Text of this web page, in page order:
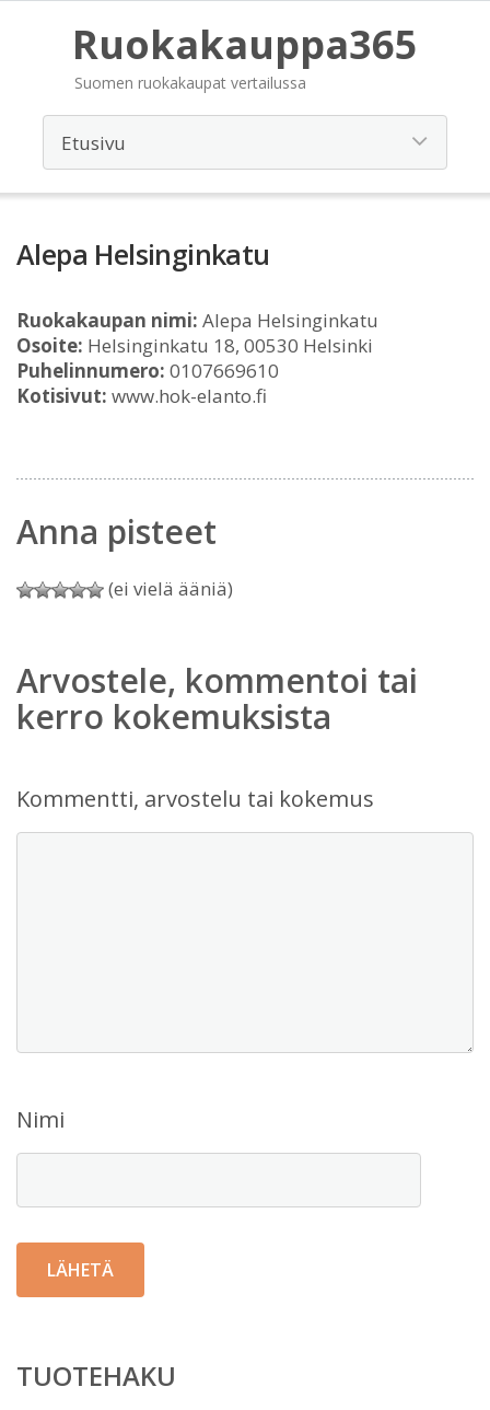
Ruokakauppa365
Suomen ruokakaupat vertailussa
Alepa Helsinginkatu
Ruokakaupan nimi: Alepa Helsinginkatu
Osoite: Helsinginkatu 18, 00530 Helsinki
Puhelinnumero: 0107669610
Kotisivut: www.hok-elanto.fi
Anna pisteet
(ei vielä ääniä)
Arvostele, kommentoi tai
kerro kokemuksista
Kommentti, arvostelu tai kokemus
Nimi
TUOTEHAKU